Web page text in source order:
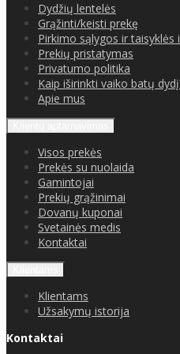
Dydžių lentelės
Grąžinti/keisti prekę
Pirkimo sąlygos ir
Prekių pristatymas
Privatumo politika
Kaip iširinkti vaiko batų
Apie mus
Visos prekės
Prekės su nuolaida
Gamintojai
Prekių grąžinimai
Dovanų kuponai
Svetainės medis
Kontaktai
Klientams
Užsakymų istorija
Kontaktai